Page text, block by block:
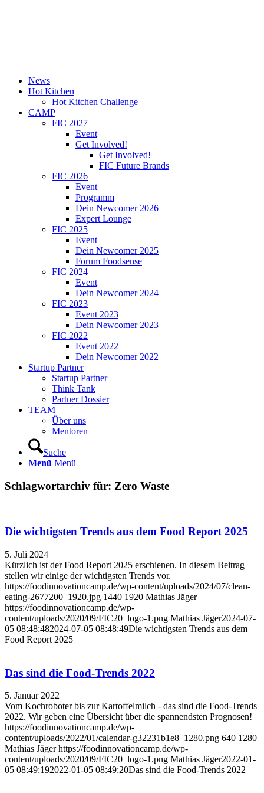
News
Hot Kitchen
Hot Kitchen Challenge
CAMP
FIC 2027
Event
Get Involved!
Get Involved!
FIC Future Brands
FIC 2026
Event
Programm
Dein Newcomer 2026
Expert Lounge
FIC 2025
Event
Dein Newcomer 2025
Forum Foodsense
FIC 2024
Event
Dein Newcomer 2024
FIC 2023
Event 2023
Dein Newcomer 2023
FIC 2022
Event 2022
Dein Newcomer 2022
Startup Partner
Startup Partner
Think Tank
Partner Dossier
TEAM
Über uns
Mentoren
Suche
Menü Menü
Schlagwortarchiv für: Zero Waste
Die wichtigsten Trends aus dem Food Report 2025
5. Juli 2024
Kürzlich ist der Food Report 2025 erschienen. In diesem Beitrag
stellen wir einige der wichtigsten Trends vor.
https://foodinnovationcamp.de/wp-content/uploads/2024/07/clean-
eating-2677200_1920.jpg 1440 1920 Mathias Jäger
https://foodinnovationcamp.de/wp-
content/uploads/2020/09/FIC20_logo-1.png Mathias Jäger2024-07-
05 08:48:482024-07-05 08:48:49Die wichtigsten Trends aus dem
Food Report 2025
Das sind die Food-Trends 2022
5. Januar 2022
Vom Kochroboter bis zur Kartoffelmilch - das sind die Food-Trends
2022. Wir geben eine Übersicht über die spannendsten Prognosen!
https://foodinnovationcamp.de/wp-
content/uploads/2022/01/calendar-g32231b1e8_1280.png 640 1280
Mathias Jäger https://foodinnovationcamp.de/wp-
content/uploads/2020/09/FIC20_logo-1.png Mathias Jäger2022-01-
05 08:49:192022-01-05 08:49:20Das sind die Food-Trends 2022